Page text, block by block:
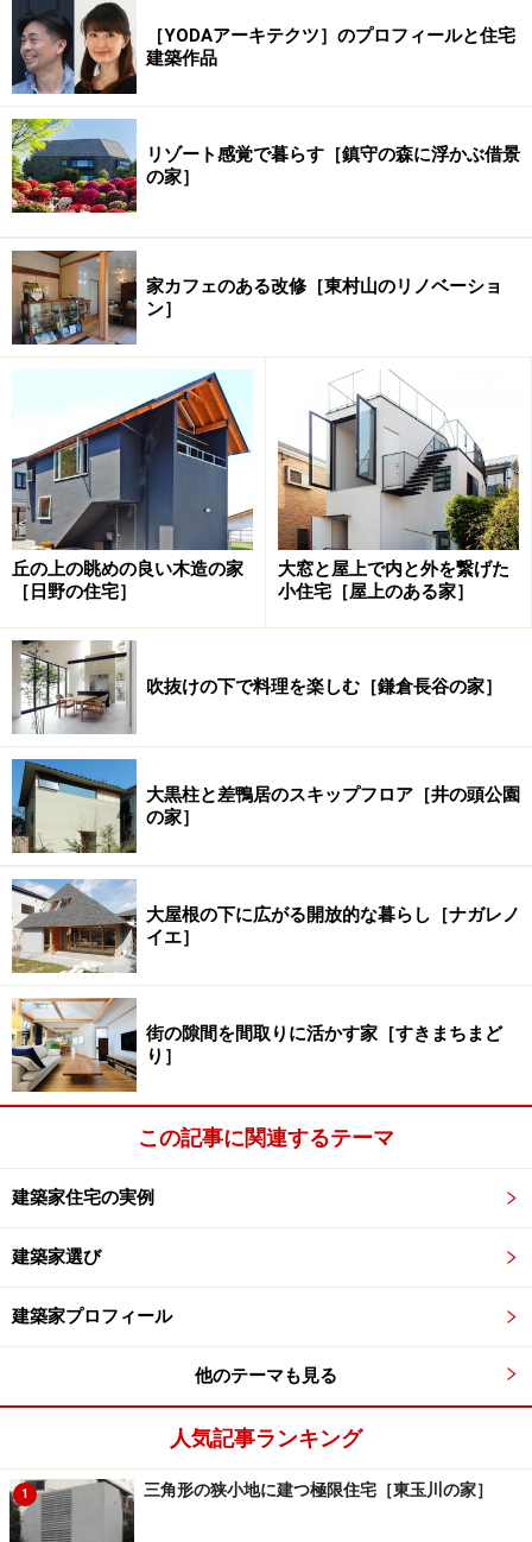
※記事内容は執筆時点のものです。最新の内容をご確認くださ
い。
［YODAアーキテクツ］のプロフィールと住宅
建築作品
リゾート感覚で暮らす［鎮守の森に浮かぶ借景
の家］
家カフェのある改修［東村山のリノベーショ
ン］
丘の上の眺めの良い木造の家
［日野の住宅］
大窓と屋上で内と外を繋げた
小住宅［屋上のある家］
吹抜けの下で料理を楽しむ［鎌倉長谷の家］
大黒柱と差鴨居のスキップフロア［井の頭公園
の家］
大屋根の下に広がる開放的な暮らし［ナガレノ
イエ］
街の隙間を間取りに活かす家［すきまちまど
り］
この記事に関連するテーマ
建築家住宅の実例
建築家選び
建築家プロフィール
他のテーマも見る
人気記事ランキング
1 三角形の狭小地に建つ極限住宅［東玉川の家］